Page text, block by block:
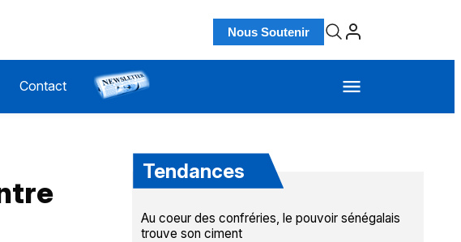
Nous Soutenir
Contact
Tendances
Au coeur des confréries, le pouvoir sénégalais
trouve son ciment